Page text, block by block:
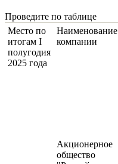
Проведите по таблице
Место по
итогам I
полугодия
2025 года
Наименование
компании
Акционерное
общество